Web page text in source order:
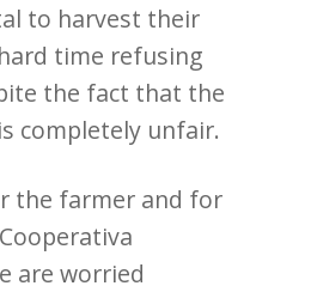
to harvest their
time refusing
the fact that the
completely unfair.
the farmer and for
are worried